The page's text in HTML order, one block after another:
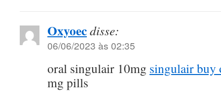
Oxyoecdisse:
06/06/2023 às 02:35
oral singulair 10mg singulair buy
mg pills